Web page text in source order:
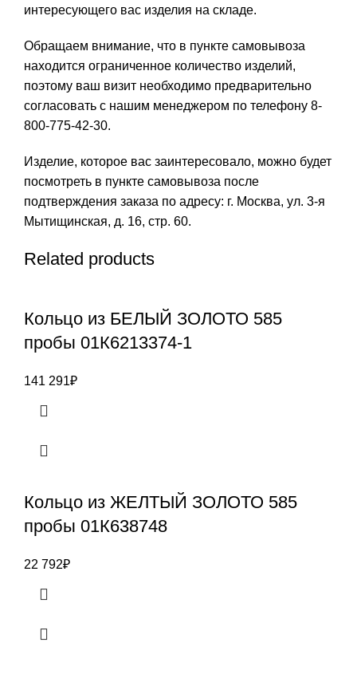
интересующего вас изделия на складе.
Обращаем внимание, что в пункте самовывоза
находится ограниченное количество изделий,
поэтому ваш визит необходимо предварительно
согласовать с нашим менеджером по телефону 8-
800-775-42-30.
Изделие, которое вас заинтересовало, можно будет
посмотреть в пункте самовывоза после
подтверждения заказа по адресу: г. Москва, ул. 3-я
Мытищинская, д. 16, стр. 60.
Related products
Кольцо из БЕЛЫЙ ЗОЛОТО 585
пробы 01К6213374-1
141 291₽
Кольцо из ЖЕЛТЫЙ ЗОЛОТО 585
пробы 01К638748
22 792₽